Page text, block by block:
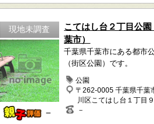
現地未調査
－
こてはし台２丁目公園
葉市）
千葉県千葉市にある都市
（街区公園）です。
公園
〒262-0005 千葉県千葉
川区こてはし台１丁目
－